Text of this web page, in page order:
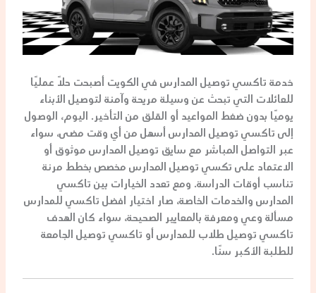
خدمة تاكسي توصيل المدارسفي الكويت أصبحت حلًا عمليًا
للعائلات التي تبحث عن وسيلة مريحة وآمنة لتوصيل الأبناء
يوميًا بدون ضغط المواعيد أو القلق من التأخير. اليوم، الوصول
إلى تاكسي توصيل المدارسأسهل من أي وقت مضى، سواء
عبر التواصل المباشر مع سايق توصيل المدارسموثوق أو
الاعتماد على تكسي توصيل المدارسمخصص بخطط مرنة
تناسب أوقات الدراسة. ومع تعدد الخيارات بين تاكسي
المدارسوالخدمات الخاصة، صار اختيار افضل تاكسي للمدارس
مسألة وعي ومعرفة بالمعايير الصحيحة، سواء كان الهدف
تاكسي توصيل طلاب للمدارس أو تاكسي توصيل الجامعة
للطلبة الأكبر سنًا.